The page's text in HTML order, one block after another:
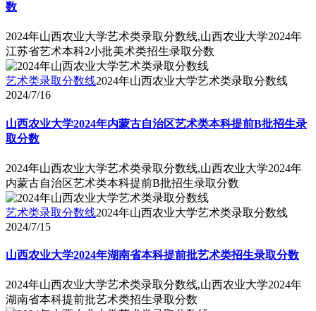
数
2024年山西农业大学艺术类录取分数线,山西农业大学2024年
江苏省艺术本科2小批美术类招生录取分数
艺术类录取分数线2024年山西农业大学艺术类录取分数线
2024/7/16
山西农业大学2024年内蒙古自治区艺术类本科提前B批招生录
取分数
2024年山西农业大学艺术类录取分数线,山西农业大学2024年
内蒙古自治区艺术类本科提前B批招生录取分数
艺术类录取分数线2024年山西农业大学艺术类录取分数线
2024/7/15
山西农业大学2024年湖南省本科提前批艺术类招生录取分数
2024年山西农业大学艺术类录取分数线,山西农业大学2024年
湖南省本科提前批艺术类招生录取分数